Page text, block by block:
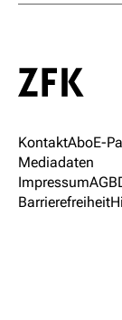
KontaktAboE-
Mediadaten
ImpressumAGB
Barrierefreiheit